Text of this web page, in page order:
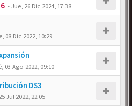
-Jue, 26 Dic 2024, 17:38
08 Dic 2022, 10:29
03 Ago 2022, 09:10
DS3
Jul 2022, 22:05